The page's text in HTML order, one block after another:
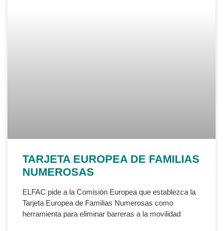
TARJETA EUROPEA DE FAMILIAS
NUMEROSAS
ELFAC pide a la Comisión Europea que establezca la
Tarjeta Europea de Familias Numerosas como
herramienta para eliminar barreras a la movilidad